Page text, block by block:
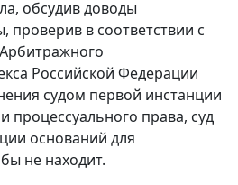
обсудив доводы
проверив в соответствии с
Арбитражного
Российской Федерации
судом первой инстанции
процессуального права, суд
оснований для
не находит.